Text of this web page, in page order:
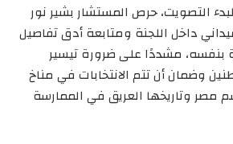
التصويت، حرص المستشار بشير نور
داخل اللجنة ومتابعة أدق تفاصيل
بنفسه، مشددًا على ضرورة تيسير
وضمان أن تتم الانتخابات في مناخ
مصر وتاريخها العريق في الممارسة